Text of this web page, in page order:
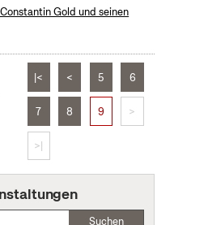
Gold und seinen
|< < 5 6
7 8 9 >
>|
Suchen